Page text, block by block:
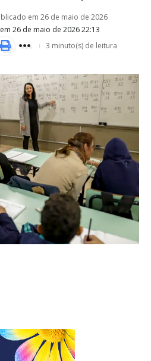
26 de maio de 2026 22:13
em 26 de maio de 2026
3 minuto(s) de leitura